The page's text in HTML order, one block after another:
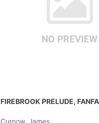
FIREBROOK PRELUDE,
Curnow, James